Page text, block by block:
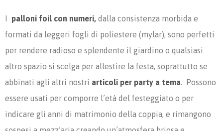
I palloni foil con numeri, dalla consistenza morbida e
formati da leggeri fogli di poliestere (mylar), sono perfetti
per rendere radioso e splendente il giardino o qualsiasi
altro spazio si scelga per allestire la festa, soprattutto se
abbinati agli altri nostri articoli per party a tema. Possono
essere usati per comporre l’età del festeggiato o per
indicare gli anni di matrimonio della coppia, e rimangono